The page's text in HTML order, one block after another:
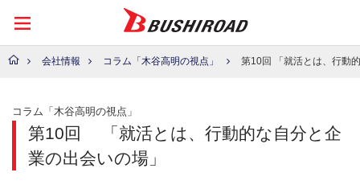
会社情報 コラム「木谷高明の視点」 第10回 「就活とは、行動的な自分と
コラム「木谷高明の視点」
第10回
「就活とは、行動的な自分と企
業の出会いの場」